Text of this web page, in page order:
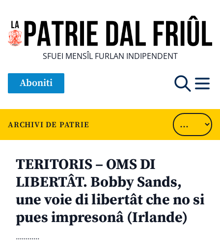
SFUEI MENSÎL FURLAN INDIPENDENT
Aboniti
ARCHIVI DE PATRIE
TERITORIS – OMS DI
LIBERTÂT. Bobby Sands,
une voie di libertât che no si
pues impresonâ (Irlande)
............